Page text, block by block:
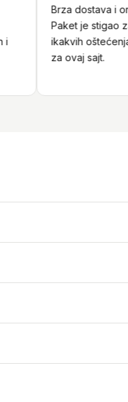
Brza dostava i
Paket je stigao
ikakvih
za ovaj sajt.